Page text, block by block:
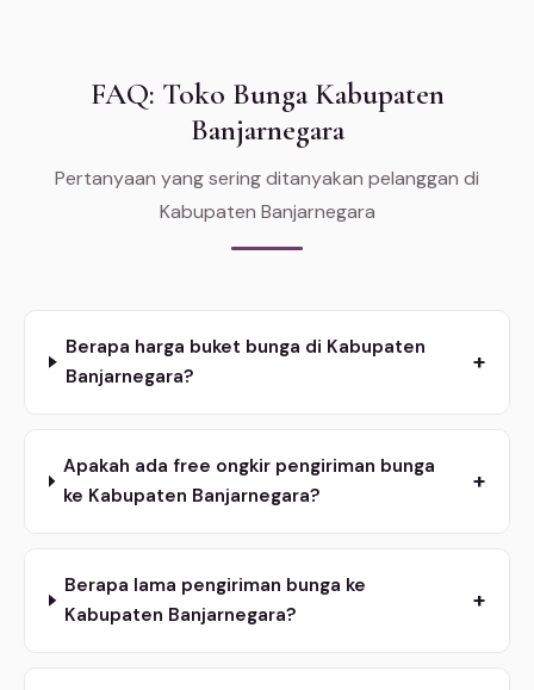
FAQ: Toko Bunga Kabupaten
Banjarnegara
Pertanyaan yang sering ditanyakan pelanggan di
Kabupaten Banjarnegara
Berapa harga buket bunga di Kabupaten
Banjarnegara?
+
Apakah ada free ongkir pengiriman bunga
ke Kabupaten Banjarnegara?
+
Berapa lama pengiriman bunga ke
Kabupaten Banjarnegara?
+